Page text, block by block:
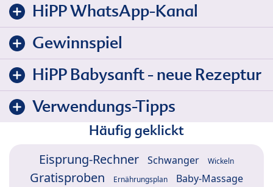
HiPP WhatsApp-Kanal
Gewinnspiel
HiPP Babysanft - neue Rezeptur
Verwendungs-Tipps
Häufig geklickt
Eisprung-Rechner Schwanger Wickeln
Gratisproben Ernährungsplan Baby-Massage